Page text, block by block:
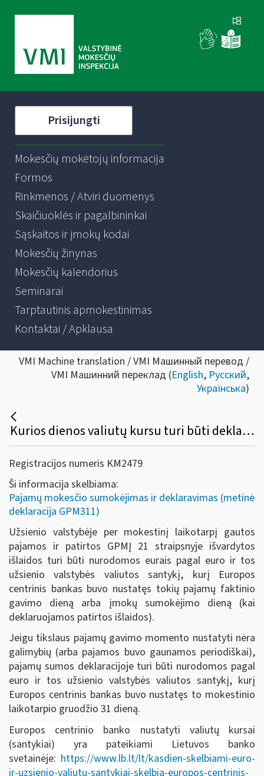
Prisijungti
Mokesčių mokėtojų informacija
Formos
Rinkmenos / Atviri duomenys
Skaičiuoklės ir pagalbininkai
Sąskaitos ir įmokų kodai
Mokesčių žinynas
Mokesčių kalendorius
Seminarai
Tarptautinis apmokestinimas
Kontaktai / Apklausa
VMI Machine translation / VMI Машинный перевод /
VMI Машинний переклад (English, Русский,
Українська)
Kurios dienos valiutų kursu turi būti deklaruojamos pajamos bei nuo jų sumokėtas pajamų mokestis?
Registracijos numeris KM2479
Ši informacija skelbiama:
Pajamų mokesčio sumokėjimas ir deklaravimas (metinė
deklaracija GPM311)
Užsienio valstybėje per mokestinį laikotarpį gautos
pajamos ir patirtos GPMĮ 21 straipsnyje išvardytos
išlaidos turi būti nurodomos eurais pagal euro ir tos
užsienio valstybės valiutos santykį, kurį Europos
centrinis bankas buvo nustatęs tokių pajamų faktinio
gavimo dieną arba įmokų sumokėjimo dieną (kai
deklaruojamos patirtos išlaidos).
Jeigu tikslaus pajamų gavimo momento nustatyti nėra
galimybių (arba pajamos buvo gaunamos periodiškai),
pajamų sumos deklaracijoje turi būti nurodomos pagal
euro ir tos užsienio valstybės valiutos santykį, kurį
Europos centrinis bankas buvo nustatęs to mokestinio
laikotarpio gruodžio 31 dieną.
Europos centrinio banko nustatyti valiutų kursai
(santykiai) yra pateikiami Lietuvos banko
svetainėje: https://www.lb.lt/lt/kasdien-skelbiami-euro-
ir-uzsienio-valiutu-santykiai-skelbia-europos-centrinis-